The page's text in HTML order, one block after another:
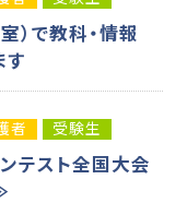
）で教科・情報
す
者 受験生
テスト全国大会